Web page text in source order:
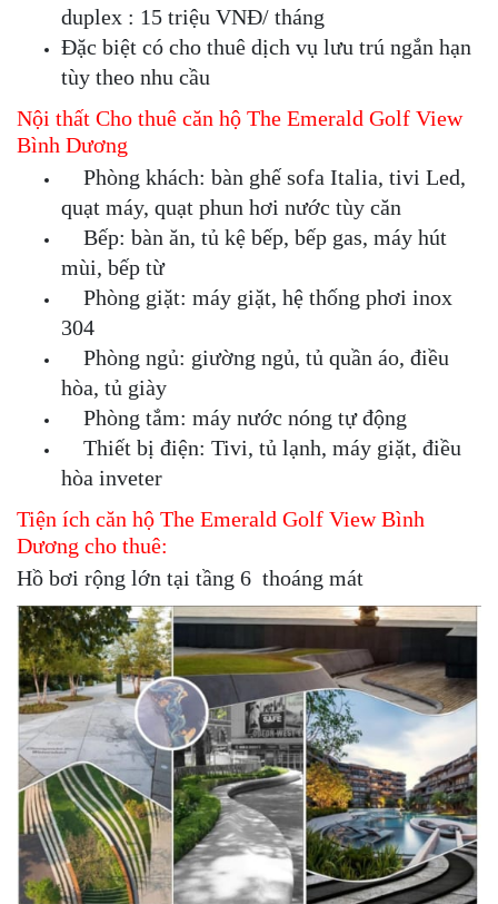
duplex : 15 triệu VNĐ/ tháng
Đặc biệt có cho thuê dịch vụ lưu trú ngắn hạn
tùy theo nhu cầu
Nội thất Cho thuê căn hộ The Emerald Golf View
Bình Dương
Phòng khách: bàn ghế sofa Italia, tivi Led,
quạt máy, quạt phun hơi nước tùy căn
Bếp: bàn ăn, tủ kệ bếp, bếp gas, máy hút
mùi, bếp từ
Phòng giặt: máy giặt, hệ thống phơi inox
304
Phòng ngủ: giường ngủ, tủ quần áo, điều
hòa, tủ giày
Phòng tắm: máy nước nóng tự động
Thiết bị điện: Tivi, tủ lạnh, máy giặt, điều
hòa inveter
Tiện ích căn hộ The Emerald Golf View Bình
Dương cho thuê:
Hồ bơi rộng lớn tại tầng 6 thoáng mát